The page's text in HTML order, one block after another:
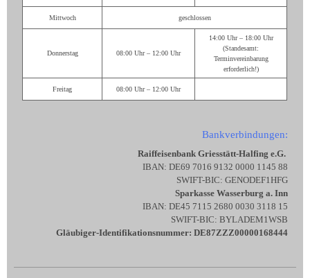
Mittwoch geschlossen
Donnerstag 08:00 Uhr – 12:00 Uhr
14:00 Uhr – 18:00 Uhr
(Standesamt:
Terminvereinbarung
erforderlich!)
Freitag 08:00 Uhr – 12:00 Uhr
Bankverbindungen:
Raiffeisenbank Griesstätt-Halfing e.G.
IBAN: DE69 7016 9132 0000 1145 88
SWIFT-BIC: GENODEF1HFG
Sparkasse Wasserburg a. Inn
IBAN: DE45 7115 2680 0030 3118 15
SWIFT-BIC: BYLADEM1WSB
Gläubiger-Identifikationsnummer: DE87ZZZ00000168444